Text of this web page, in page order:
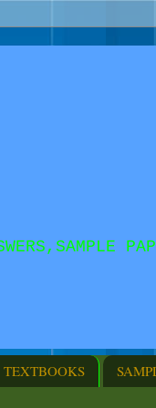
TEXTBOOKS